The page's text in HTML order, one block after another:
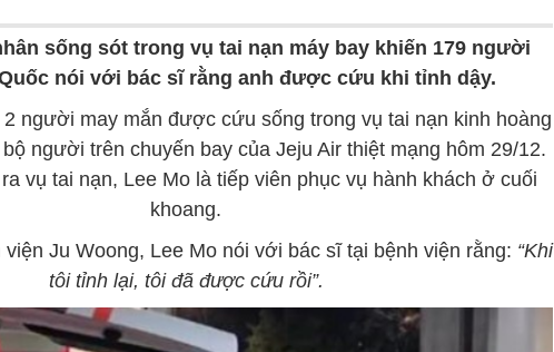
sống sót trong vụ tai nạn máy bay khiến 179 người
nói với bác sĩ rằng anh được cứu khi tỉnh dậy.
người may mắn được cứu sống trong vụ tai nạn kinh hoàng
người trên chuyến bay của Jeju Air thiệt mạng hôm 29/12.
vụ tai nạn, Lee Mo là tiếp viên phục vụ hành khách ở cuối
khoang.
Ju Woong, Lee Mo nói với bác sĩ tại bệnh viện rằng: “Khi
tôi tỉnh lại, tôi đã được cứu rồi”.